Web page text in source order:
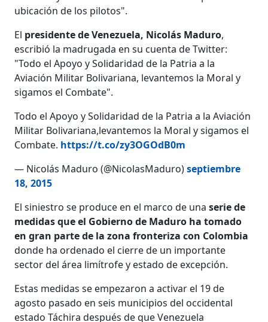
ubicación de los pilotos".
El presidente de Venezuela, Nicolás Maduro,
escribió la madrugada en su cuenta de Twitter:
"Todo el Apoyo y Solidaridad de la Patria a la
Aviación Militar Bolivariana, levantemos la Moral y
sigamos el Combate".
Todo el Apoyo y Solidaridad de la Patria a la Aviación
Militar Bolivariana,levantemos la Moral y sigamos el
Combate. https://t.co/zy3OGOdB0m
— Nicolás Maduro (@NicolasMaduro)septiembre
18, 2015
El siniestro se produce en el marco de unaserie de
medidas que el Gobierno de Maduro ha tomado
en gran parte de la zona fronteriza con Colombia
donde ha ordenado el cierre de un importante
sector del área limítrofe y estado de excepción.
Estas medidas se empezaron a activar el 19 de
agosto pasado en seis municipios del occidental
estado Táchira después de que Venezuela